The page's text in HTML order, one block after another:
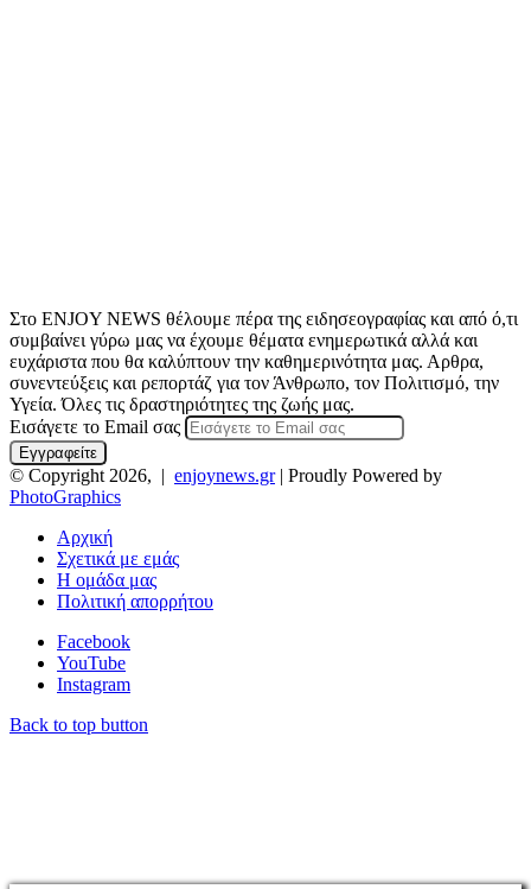
Στο ENJOY NEWS θέλουμε πέρα της ειδησεογραφίας και από ό,τι
συμβαίνει γύρω μας να έχουμε θέματα ενημερωτικά αλλά και
ευχάριστα που θα καλύπτουν την καθημερινότητα μας. Αρθρα,
συνεντεύξεις και ρεπορτάζ για τον Άνθρωπο, τον Πολιτισμό, την
Υγεία. Όλες τις δραστηριότητες της ζωής μας.
Εισάγετε το Email σας
© Copyright 2026, | enjoynews.gr| Proudly Powered by
PhotoGraphics
Αρχική
Σχετικά με εμάς
Η ομάδα μας
Πολιτική απορρήτου
Facebook
YouTube
Instagram
Back to top button